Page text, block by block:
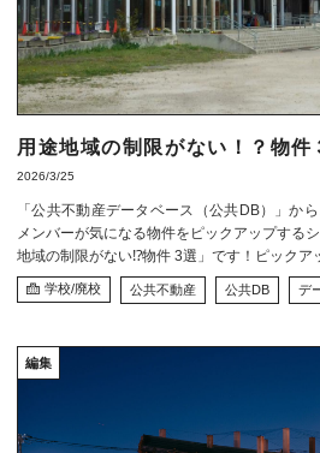
用途地域の制限がない！？物件
2026/3/25
「公共不動産データベース（公共DB）」か
メンバーが気になる物件をピックアップする
地域の制限がない⁉物件 3選」です！ピックア
学校/廃校 公共不動産 公共DB デ
編集